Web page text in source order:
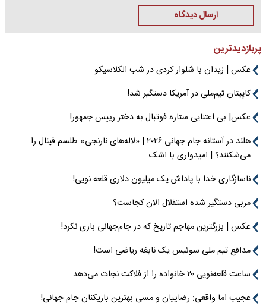
ارسال دیدگاه
پربازدیدترین
عکس | زیدان با شلوار کردی در شب الکلاسیکو
کاپیتان تیم‌ملی در آمریکا دستگیر شد!
عکس| بی اعتنایی ستاره فوتبال به دختر رییس جمهور!
هلند در آستانه جام جهانی ۲۰۲۶ | «لاله‌های نارنجی» طلسم فینال را
می‌شکنند؟ | امیدواری با اشک
ناسازگاری خدا با پاداش یک میلیون دلاری قلعه نویی!
مربی دستگیر شده استقلال الان کجاست؟
عکس | بزرگترین مهاجم تاریخ که در جام‌جهانی بازی نکرد!
مدافع تیم ملی سوئیس یک نابغه ریاضی است!
ساعت قلعه‌نویی ۲۰ خانواده را از فلاکت نجات می‌دهد
عجیب اما واقعی: رضاییان و مسی بهترین بازیکنان جام جهانی!